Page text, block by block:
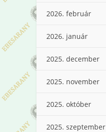
2026. február
2026. január
2025. december
2025. november
2025. október
2025. szeptember